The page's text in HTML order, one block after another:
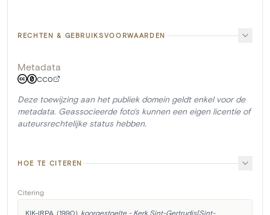
RECHTEN & GEBRUIKSVOORWAARDEN
Metadata
CC0
Deze toewijzing aan het publiek domein geldt enkel voor de
metadata. Geassocieerde foto's kunnen een eigen licentie of
auteursrechtelijke status hebben.
HOE TE CITEREN
Citering
KIK-IRPA. (1990). koorgestoelte - Kerk Sint-Gertrudis[Sint-